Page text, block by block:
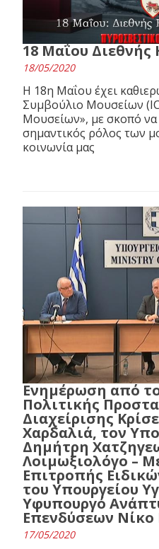
18 Μαΐου
18/05/2020
Η 18η Μαΐου έχει
Συμβούλιο Μουσείων
Μουσείων», με σκοπό να
σημαντικός ρόλος των
κοινωνία μας
Ενημέρωση από
Πολιτικής
Διαχείρισης
Χαρδαλιά, τον
Δημήτρη
Λοιμωξιολόγο –
Επιτροπής
του Υπουργείου
Υφυπουργό
Επενδύσεων
17/05/2020